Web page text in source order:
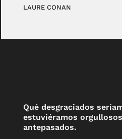
LAURE CONAN
Qué desgraciados
estuviéramos
antepasados.